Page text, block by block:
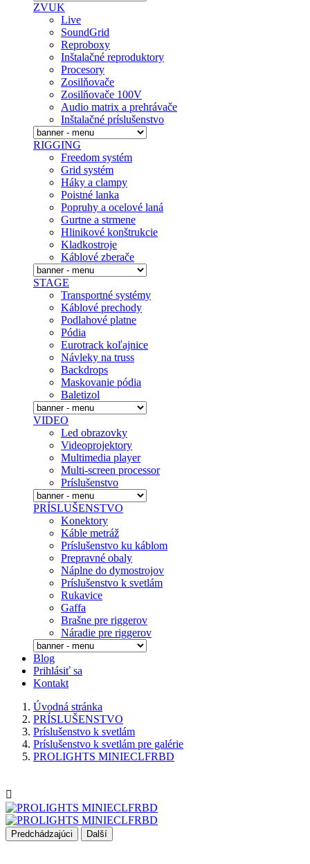
ZVUK
Live
SoundGrid
Reproboxy
Inštalačné reproduktory
Procesory
Zosilňovače
Zosilňovače 100V
Audio matrix a prehrávače
Inštalačné prí­slušenstvo
RIGGING
Freedom systém
Grid systém
Háky a clampy
Poistné lanka
Popruhy a ocelové laná
Gurtne a strmene
Hlinikové konštrukcie
Kladkostroje
Káblové zberače
STAGE
Transportné systémy
Káblové prechody
Podlahové platne
Pódia
Eurotrack koľajnice
Návleky na truss
Backdrops
Maskovanie pódia
Baletizol
VIDEO
Led obrazovky
Videoprojektory
Multimedia player
Multi-screen processor
Príslušenstvo
PRÍSLUŠENSTVO
Konektory
Káble metráž
Príslušenstvo ku káblom
Prepravné obaly
Náplne do dymostrojov
Prí­slušenstvo k svetlám
Rukavice
Gaffa
Brašne pre riggerov
Náradie pre riggerov
Blog
Prihlásiť sa
Kontakt
Úvodná stránka
PRÍSLUŠENSTVO
Prí­slušenstvo k svetlám
Príslušenstvo k svetlám pre galérie
PROLIGHTS MINIECLFRBD

Predchádzajúci Další